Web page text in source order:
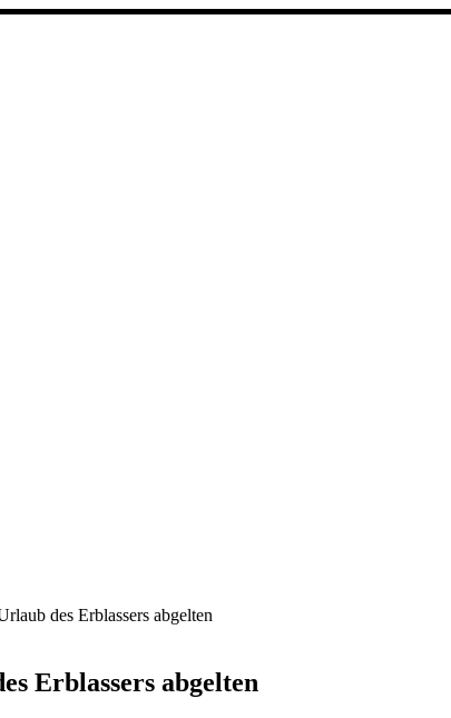
des Erblassers abgelten
Erblassers abgelten